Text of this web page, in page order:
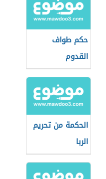
حكم طواف
القدوم
الحكمة من تحريم
الربا